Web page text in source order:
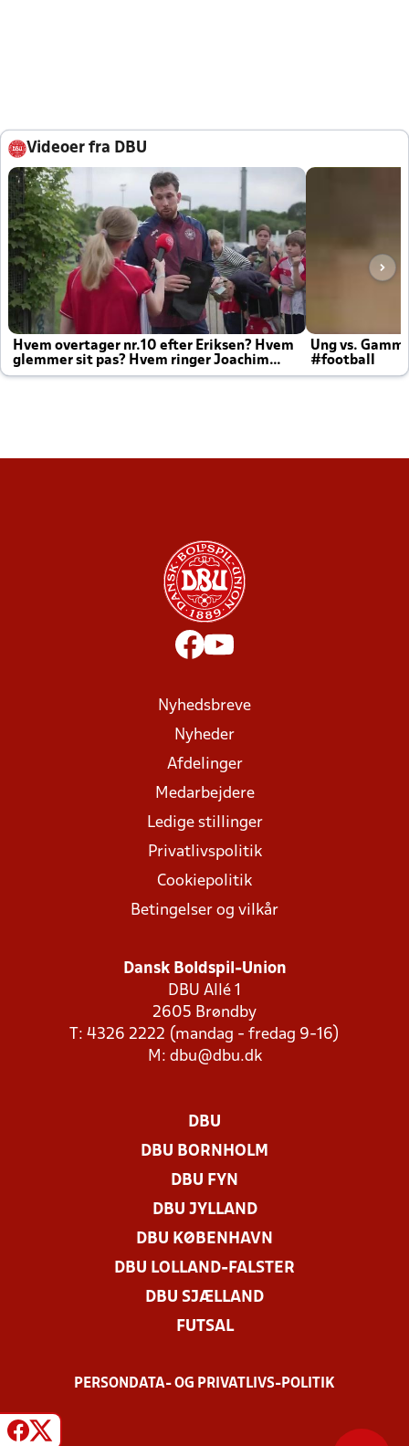
Videoer fra DBU
Hvem overtager nr.10 efter Eriksen? Hvem
glemmer sit pas? Hvem ringer Joachim
altid til efter kampe?
Ung vs.
#football
Nyhedsbreve
Nyheder
Afdelinger
Medarbejdere
Ledige stillinger
Privatlivspolitik
Cookiepolitik
Betingelser og vilkår
Dansk Boldspil-Union
DBU Allé 1
2605 Brøndby
T: 4326 2222 (mandag - fredag 9-16)
M: dbu@dbu.dk
DBU
DBU BORNHOLM
DBU FYN
DBU JYLLAND
DBU KØBENHAVN
DBU LOLLAND-FALSTER
DBU SJÆLLAND
FUTSAL
PERSONDATA- OG PRIVATLIVS-POLITIK